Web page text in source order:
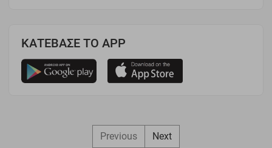
ΚΑΤΕΒΑΣΕ ΤΟ APP
Previous Next